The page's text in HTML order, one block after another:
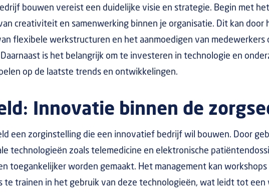
bouwen vereist een duidelijke visie en strategie. Begin met
creativiteit en samenwerking binnen je organisatie. Dit kan door
flexibele werkstructuren en het aanmoedigen van medewerkers
is het belangrijk om te investeren in technologie en
op de laatste trends en ontwikkelingen.
Innovatie binnen de
een zorginstelling die een innovatief bedrijf wil bouwen. Door
technologieën zoals telemedicine en elektronische
toegankelijker worden gemaakt. Het management kan workshops
te trainen in het gebruik van deze technologieën, wat leidt tot een